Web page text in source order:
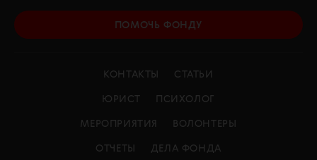
ПОМОЧЬ ФОНДУ
КОНТАКТЫ СТАТЬИ
ЮРИСТ ПСИХОЛОГ
МЕРОПРИЯТИЯ ВОЛОНТЕРЫ
ОТЧЕТЫ ДЕЛА ФОНДА